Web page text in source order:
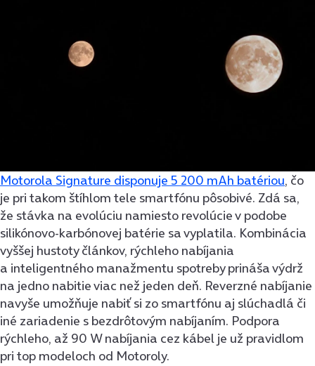
Motorola Signature disponuje 5 200 mAh batériou, čo
je pri takom štíhlom tele smartfónu pôsobivé. Zdá sa,
že stávka na evolúciu namiesto revolúcie v podobe
silikónovo-karbónovej batérie sa vyplatila. Kombinácia
vyššej hustoty článkov, rýchleho nabíjania
a inteligentného manažmentu spotreby prináša výdrž
na jedno nabitie viac než jeden deň. Reverzné nabíjanie
navyše umožňuje nabiť si zo smartfónu aj slúchadlá či
iné zariadenie s bezdrôtovým nabíjaním. Podpora
rýchleho, až 90 W nabíjania cez kábel je už pravidlom
pri top modeloch od Motoroly.